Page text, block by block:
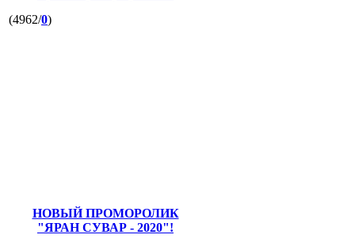
(4962/0)
НОВЫЙ ПРОМОРОЛИК
"ЯРАН СУВАР - 2020"!